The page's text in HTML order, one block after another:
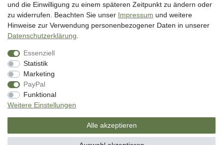
Unsere Zahlungsarten
** Bei Variantenartikeln mit unterschiedlichen Preisen pro Variante
Preis. Die UVP zu den weiteren Varianten wird bei Klick auf die jeweilige
Variante angezeigt.
© Copyright 2026 | Alle Rechte vorbehalten. - SM Angelsport GmbH
und die Einwilligung zu einem späteren Zeitpunkt zu ändern oder
zu widerrufen. Beachten Sie unser Impressum und weitere
Hinweise zur Verwendung personenbezogener Daten in unserer
Daten­schutz­erklärung
Essenziell
Statistik
Marketing
PayPal
Funktional
Weitere Einstellungen
Alle akzeptieren